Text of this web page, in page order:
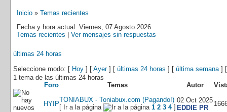
Inicio » Temas recientes
Fecha y hora actual: Viernes, 07 Agosto 2026
Temas recientes
Ver mensajes sin respuestas
últimas 24 horas
Seleccione modo: [ Hoy ] [ Ayer] [ últimas 24 horas ] [ última semana]
1 tema de las últimas 24 horas
Foro
Temas Autor
HYIP
TONIABUX - Toniabux.com (Pagando!)
[ Ir a la página
1 2 3 4]
02 Oct 2025
EDDIE PR